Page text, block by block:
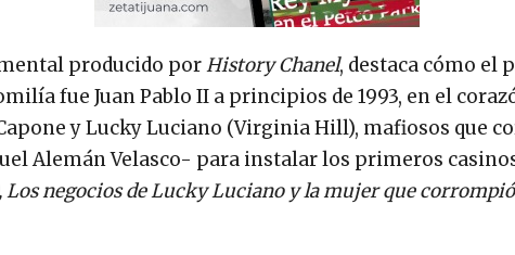
producido porHistory Chanel, destaca cómo el
fue Juan Pablo II a principios de 1993, en el
y Lucky Luciano (Virginia Hill), mafiosos que
Alemán Velasco- para instalar los primeros
Los negocios de Lucky Luciano y la mujer que